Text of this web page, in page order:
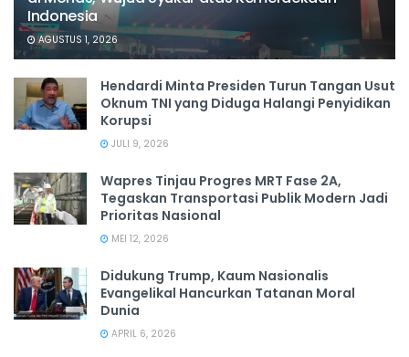
Indonesia
AGUSTUS 1, 2026
Hendardi Minta Presiden Turun Tangan Usut
Oknum TNI yang Diduga Halangi Penyidikan
Korupsi
JULI 9, 2026
Wapres Tinjau Progres MRT Fase 2A,
Tegaskan Transportasi Publik Modern Jadi
Prioritas Nasional
MEI 12, 2026
Didukung Trump, Kaum Nasionalis
Evangelikal Hancurkan Tatanan Moral
Dunia
APRIL 6, 2026